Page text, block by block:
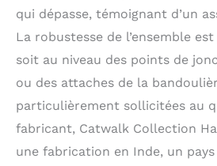
qui dépasse, témoignant d’un
La robustesse de l’ensemble
soit au niveau des points de
ou des attaches de la
particulièrement sollicitées au
fabricant, Catwalk Collection
une fabrication en Inde, un